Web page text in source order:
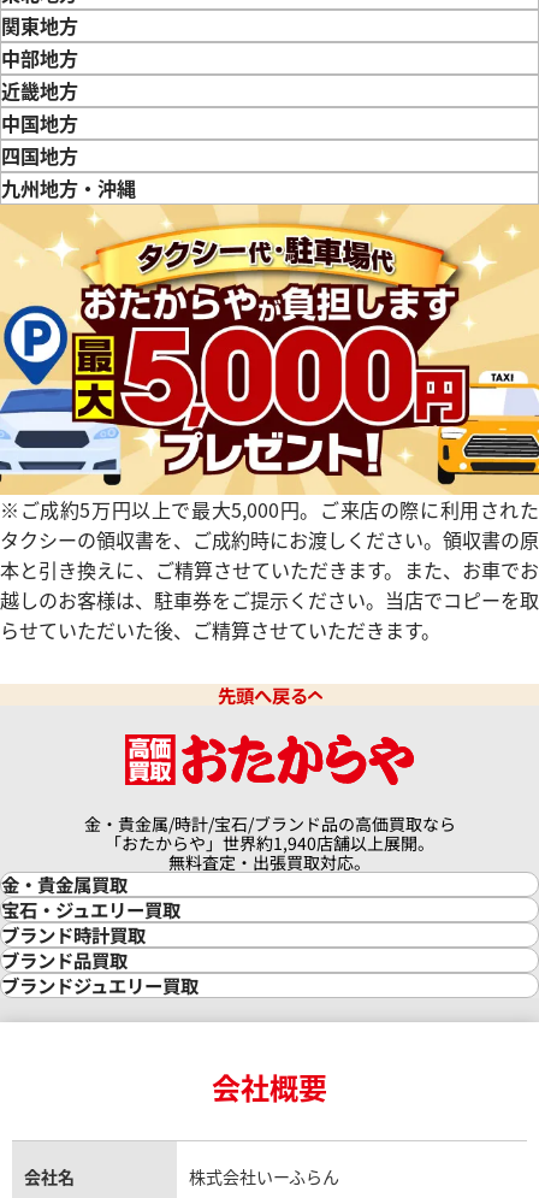
9日時点の参考買取価格です ※2026年5月27日時点の参考
スター 2516.50
格
日時点の参考買取価格です
オメガ シーマスター 168.024
参考買取価格
120,000円
※2024年5月27日時点の参考
スター 166.0216.3
格
日時点の参考買取価格です
オメガ デ・ヴィル プレステ
参考買取価格
87,000円
※2026年4月27日時点の参考
青森県岩手県
関東地方
東京都神奈川県
中部地方
新潟県富山県
近畿地方
三重県滋賀県
中国地方
鳥取県島根県
四国地方
徳島県香川県愛媛県
九州地方・沖縄
福岡県
佐賀県 長崎県 熊本県大分県宮崎県鹿児島県
※ご成約5万円以上で最大5,000円。ご来店の際に利用された
タクシーの領収書を、ご成約時にお渡しください。領収書の原
本と引き換えに、ご精算させていただきます。また、お車でお
越しのお客様は、駐車券をご提示ください。当店でコピーを取
らせていただいた後、ご精算させていただきます。
先頭へ戻る
金・貴金属/時計/宝石/ブランド品の高価買取なら
「おたからや」世界約1,940店舗以上展開。
無料査定・出張買取対応。
金・貴金属買取
金買取
金の相場価格情報
金の参考買取価格一覧
インゴット買取
インゴットの相場価格情報
24金買取
金貨買取
貴金属買取
宝石・ジュエリー買取
宝石・ジュエリー買取
ダイヤモンド買取
ダイヤモンド・宝石の参考価格一覧
リング・結婚指輪買取
エメラルド買取
トパーズ買取
タンザナイト買取
ブランド時計買取
時計買取
ロレックス買取
ロレックス デイトナ買取
ロレックス サブマリーナー買取
ロレックス エクスプローラー買取
ロレックス デイトジャスト買取
パテック フィリップノーチラス買取
ブランド品買取
ブランド買取
シャネル マトラッセ買取
ブランドジュエリー買取
ヴァンクリーフ＆アーペル買取
ショーメ買取
会社概要
会社名 株式会社いーふらん